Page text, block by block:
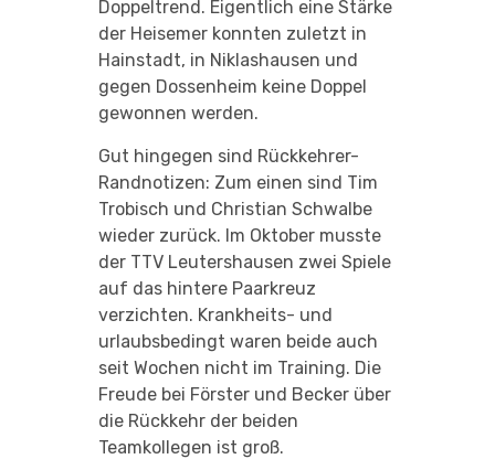
Doppeltrend. Eigentlich eine Stärke
der Heisemer konnten zuletzt in
Hainstadt, in Niklashausen und
gegen Dossenheim keine Doppel
gewonnen werden.
Gut hingegen sind Rückkehrer-
Randnotizen: Zum einen sind Tim
Trobisch und Christian Schwalbe
wieder zurück. Im Oktober musste
der TTV Leutershausen zwei Spiele
auf das hintere Paarkreuz
verzichten. Krankheits- und
urlaubsbedingt waren beide auch
seit Wochen nicht im Training. Die
Freude bei Förster und Becker über
die Rückkehr der beiden
Teamkollegen ist groß.